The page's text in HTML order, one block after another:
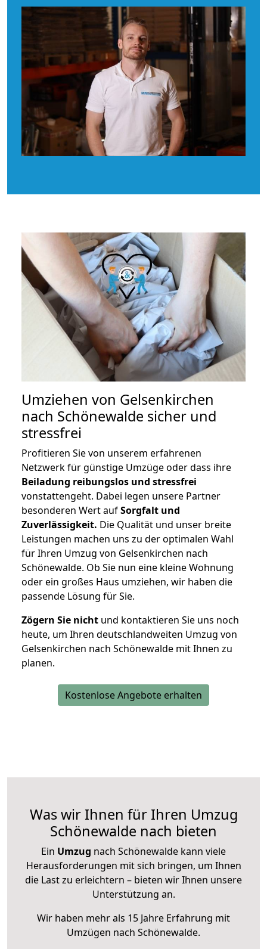
Umziehen von Gelsenkirchen
nach Schönewalde sicher und
stressfrei
Profitieren Sie von unserem erfahrenen
Netzwerk für günstige Umzüge oder dass ihre
Beiladung reibungslos und stressfrei
vonstattengeht. Dabei legen unsere Partner
besonderen Wert aufSorgfalt und
Zuverlässigkeit. Die Qualität und unser breite
Leistungen machen uns zu der optimalen Wahl
für Ihren Umzug von Gelsenkirchen nach
Schönewalde. Ob Sie nun eine kleine Wohnung
oder ein großes Haus umziehen, wir haben die
passende Lösung für Sie.
Zögern Sie nicht und kontaktieren Sie uns noch
heute, um Ihren deutschlandweiten Umzug von
Gelsenkirchen nach Schönewalde mit Ihnen zu
planen.
Kostenlose Angebote erhalten
Was wir Ihnen für Ihren Umzug
Schönewalde nach bieten
Ein Umzug nach Schönewalde kann viele
Herausforderungen mit sich bringen, um Ihnen
die Last zu erleichtern – bieten wir Ihnen unsere
Unterstützung an.
Wir haben mehr als 15 Jahre Erfahrung mit
Umzügen nach Schönewalde.